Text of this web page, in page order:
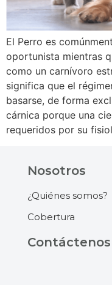
El Perro es
oportunista mientras
como un carnívoro
significa que el
basarse, de forma
cárnica porque una
requeridos por su
Nosotros
¿Quiénes somos?
Cobertura
Contáctenos